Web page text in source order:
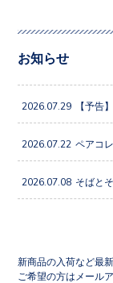
お知らせ
2026.07.29 【予告
2026.07.22 ペアコ
2026.07.08 そばと
新商品の入荷など最
ご希望の方はメール